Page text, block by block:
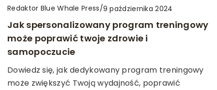
Redaktor Blue Whale Press/9 października 2024
Jak spersonalizowany program treningowy
może poprawić twoje zdrowie i
samopoczucie
Dowiedz się, jak dedykowany program treningowy
może zwiększyć Twoją wydajność, poprawić